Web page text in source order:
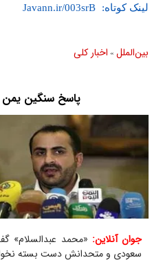
لینک کوتاه:
بين‌الملل » اخبار كلی
پاسخ سنگین یمن
جوان آنلاین: «محمد عبدالسلام»
سعودی و متحدانش دست بسته